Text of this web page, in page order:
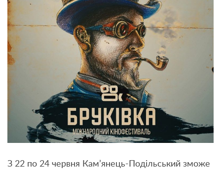
З 22 по 24 червня Кам’янець-Подільський зможе